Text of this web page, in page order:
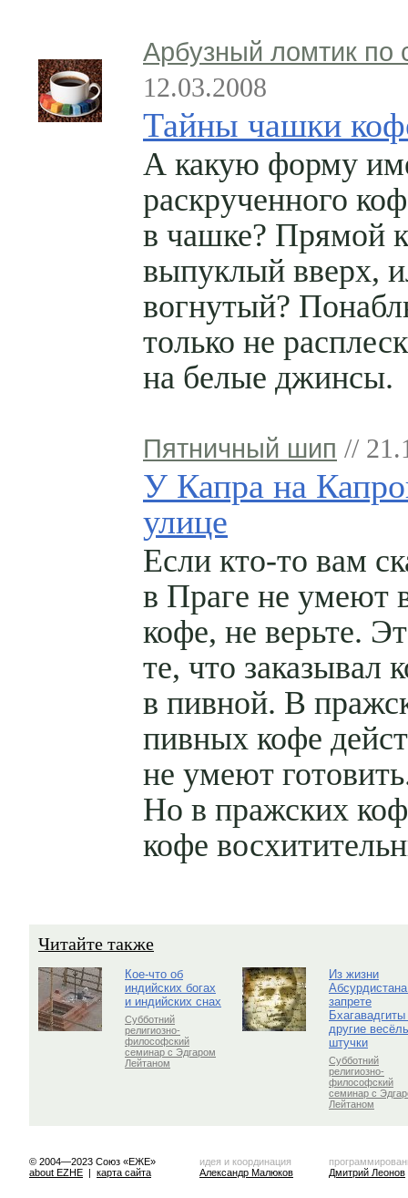
Арбузный ломтик по
12.03.2008
Тайны чашки
А какую форму
раскрученного
в чашке? Прямой
выпуклый вверх,
вогнутый?
только не
на белые джинсы.
Пятничный шип //
У Капра на
улице
Если кто-то вам
в Праге не умеют
кофе, не верьте.
те, что заказывал
в пивной. В
пивных кофе
не умеют
Но в пражских
кофе
Читайте также
Кое-что об
индийских богах
и индийских снах
Субботний
религиозно-
философский
семинар с Эдгаром
Лейтаном
Из жизни
запрете
Бхагавадгиты
другие
штучки
Субботний
религиозно-
философский
семинар с
Лейтаном
© 2004—2023 Союз «ЕЖЕ»
about EZHE | карта сайта
идея и координация
Александр Малюков
Дмитрий Леонов